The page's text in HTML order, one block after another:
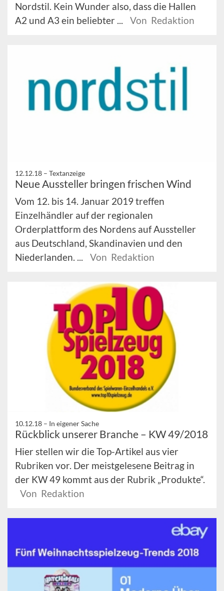
Nordstil. Kein Wunder also, dass die Hallen
A2 und A3 ein beliebter ...
Von Redaktion
12.12.18 – Textanzeige
Neue Aussteller bringen frischen Wind
Vom 12. bis 14. Januar 2019 treffen
Einzelhändler auf der regionalen
Orderplattform des Nordens auf Aussteller
aus Deutschland, Skandinavien und den
Niederlanden. ...
Von Redaktion
10.12.18 – In eigener Sache
Rückblick unserer Branche – KW 49/2018
Hier stellen wir die Top-Artikel aus vier
Rubriken vor. Der meistgelesene Beitrag in
der KW 49 kommt aus der Rubrik „Produkte“.
Von Redaktion